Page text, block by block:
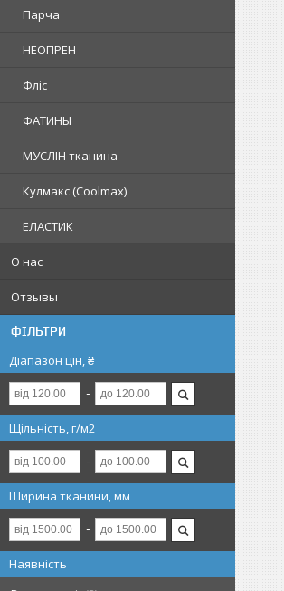
Парча
НЕОПРЕН
Фліс
ФАТИНЫ
МУСЛІН тканина
Кулмакс (Coolmax)
ЕЛАСТИК
О нас
Отзывы
ФІЛЬТРИ
Діапазон цін, ₴
Щільність, г/м2
Ширина тканини, мм
Наявність